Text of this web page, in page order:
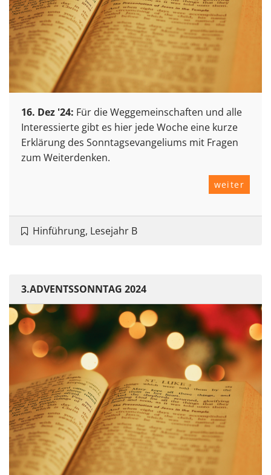
16. Dez '24: Für die Weggemeinschaften und alle
Interessierte gibt es hier jede Woche eine kurze
Erklärung des Sonntagsevangeliums mit Fragen
zum Weiterdenken.
weiter
Hinführung, Lesejahr B
3.ADVENTSSONNTAG 2024